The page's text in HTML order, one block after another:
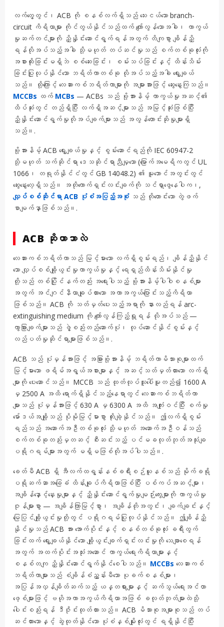
လက်တွေ့တွင်၊ ACB ကို စနစ်လက်ရှိသည် သေးငယ်သော branch-
circuit ကိရိယာများ ကိုင်တွယ်နိုင်သည်ထက် ကျော်လွန်သောအခါ၊ ကာကွယ်
မှုဆက်တင်များကို ညှိနှိုင်းဆောင်ရွက်ရန်အတွက် တိကျစွာ ချိန်ညှိ
ရန်လိုအပ်သည့်အခါ သို့မဟုတ် တပ်ဆင်မှုသည် စက်တစ်ခုလုံးကို
အစားထိုးခြင်းမရှိဘဲ စစ်ဆေးခြင်း၊ စမ်းသပ်ခြင်းနှင့် ထိန်းသိမ်း
ခြင်းပြုလုပ်နိုင်သော ဘရိတ်ကာတစ်ခု လိုအပ်သည့်အခါ ရွေးချယ်
သည်။ ထို့ကြောင့် လေဆားကစ်ဘရိတ်ကာများကို အများအားဖြင့် ဆွေးနွေးကြသည်။
MCCBs ထက် MCBs — ACBs သည် ဗို့အားနိမ့် ကာကွယ်မှုအဆင့်၏
ထိပ်ဆုံးတွင် တည်ရှိပြီး လက်ရှိအဆင့်များသည် အမြင့်ဆုံးဖြစ်ပြီး
ညှိနှိုင်းဆောင်ရွက်မှုလိုအပ်ချက်များသည် အလွန်တောင်းဆိုမှုများရှိ
သည်။.
ဗို့အားနိမ့် ACB ရွေးချယ်မှုနှင့် စွမ်းဆောင်ရည်ကို IEC 60947-2
သို့မဟုတ် သက်ဆိုင်ရာ ဒေသဆိုင်ရာညီမျှသော (မြောက်အမေရိကတွင် UL
1066၊ တရုတ်နိုင်ငံတွင် GB 14048.2) ၏ မူဘောင်အတွင်းတွင်
ဆွေးနွေးလေ့ရှိသည်။ အတိုကောက်ရှင်းလင်းချက်ကို သင်ရှာဖွေနေပါက၊,
လျှပ်စစ်ဆိုင်ရာ ACB ပုံစံအပြည့်အစုံသည် တိုတောင်းသော တွဲဖက်
စာမျက်နှာဖြစ်သည်။.
ACB ဆိုတာဘာလဲ
လေဆားကစ်ဘရိတ်ကာသည် မြင့်မားသော လက်ရှိစွမ်းရည်၊ ချိန်ညှိနိုင်
သော လျှပ်စစ်ချို့ယွင်းမှုကာကွယ်မှုနှင့် ရေရှည်ထိန်းသိမ်းနိုင်မှု
တို့သည် တစ်ပြိုင်နက်တည်း အရေးပါသည့် ဗို့အားနိမ့်ပါဝါစနစ်များ
အတွက် အင်ဂျင်နီယာချုပ်ထားသော အကာအကွယ်ပြောင်းသည့်ကိရိယာ
ဖြစ်သည်။ ACB ကို သတ်မှတ်ပေးသည့်အရာကို နားလည်ရန် arc-
extinguishing medium ကို ကျော်လွန်ကြည့်ရှုရန် လိုအပ်သည် —
ကွာခြားချက်များသည် ဖွဲ့စည်းတည်ဆောက်ပုံ၊ လုပ်ဆောင်နိုင်စွမ်းနှင့်
လည်ပတ်မှုဆိုင်ရာများဖြစ်သည်။.
ACB သည် ပုံမှန်အားဖြင့် အခြားဗို့အားနိမ့် ဘရိတ်ကာမိသားစုများထက်
မြင့်မားသော ဖရိမ်အရွယ်အစားများနှင့် အဆင့်သတ်မှတ်ထားသော လက်ရှိ
များကို ပေးဆောင်သည်။ MCCB သည် ထုတ်လုပ်သူပေါ်မူတည်၍ 1600 A
မှ 2500 A အထိ ရောက်ရှိနိုင်သည့်နေရာတွင် လေဆားကစ်ဘရိတ်ကာ
များသည် ပုံမှန်အားဖြင့် 630 A မှ 6300 A အထိ အကျုံးဝင်ပြီး စက်မှု
မော်ဒယ်အချို့သည် ပိုမိုမြင့်မားစွာ တိုးချဲ့နိုင်သည်။ ဤလက်ရှိစွမ်း
ရည်သည် အဆောက်အဦတစ်ခုလုံး သို့မဟုတ် အဆောက်အဦဝန်သည်
စက်တစ်ခုတည်းမှတဆင့် စီးဆင်းသည့် ပင်မခလုတ်ဘုတ်အသုံးချ
ပရိုဂရမ်များအတွက် မရှိမဖြစ်လိုအပ်ပါသည်။.
ခေတ်မီ ACB ရှိ အီလက်ထရွန်းနစ်ခရီးစဉ်ယူနစ်သည် မိုက်ခရို
ပရိုဆက်ဆာအခြေခံ ထိန်းချုပ်ကိရိယာဖြစ်ပြီး ပစ်ကပ်အဆင့်များ၊
အချိန်နှောင့်နှေးမှုများနှင့် ညှိနှိုင်းဆောင်ရွက်မှုမျဉ်းကွေးများကို ကာကွယ်မှု
ဇုန်များစွာ — အချိန်ကြာမြင့်စွာ၊ အချိန်တိုအတွင်း၊ ချက်ချင်းနှင့်
မြေပြင်ချို့ယွင်းမှုတို့တွင် ပရိုဂရမ်ပြုလုပ်နိုင်သည်။ ဤချိန်ညှိ
နိုင်မှုသည် ACB အား အောက်ပိုင်းနှင့် စနစ်တစ်ခုလုံး ခရီးထွက်
ခြင်းထက် ရွေးချယ်နိုင်သော ချို့ယွင်းချက်ရှင်းလင်းမှုကို သေချာစေရန်
အတွက် အထက်ပိုင်းအသုံးအဆောင် ကာကွယ်ရေးကိရိယာများနှင့်
စနစ်တကျ ညှိနှိုင်းဆောင်ရွက်နိုင်စေပါသည်။ MCCBs လေဆားကစ်
ဘရိတ်ကာများသည် စံချိန်စံညွှန်းမီသော ပုခက်စနစ်များ၊
အပြန်အလှန်ချိတ်ဆက်သည့် ယန္တရားများနှင့် ဆက်သွယ်ရေးအင်တာ
ဖေ့စ်များဖြင့် ဗဟိုအကာအကွယ်ကိရိယာအဖြစ် ခလုတ်ဘုတ်များထဲသို့
ပေါင်းစည်းရန် ဒီဇိုင်းထုတ်ထားသည်။ ACB မိသားစုအများစုသည် တပ်
ဆင်ထားသောနှင့် ဆွဲထုတ်နိုင်သော ပုံစံနှစ်မျိုးလုံးတွင် ရရှိနိုင်ပြီး